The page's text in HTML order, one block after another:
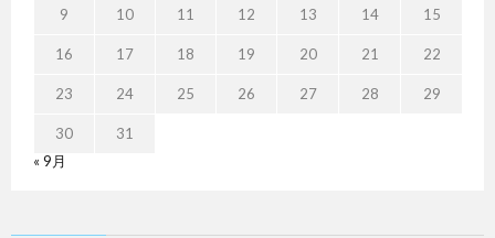
9 10 11 12 13 14 15
16 17 18 19 20 21 22
23 24 25 26 27 28 29
30
31
« 9月